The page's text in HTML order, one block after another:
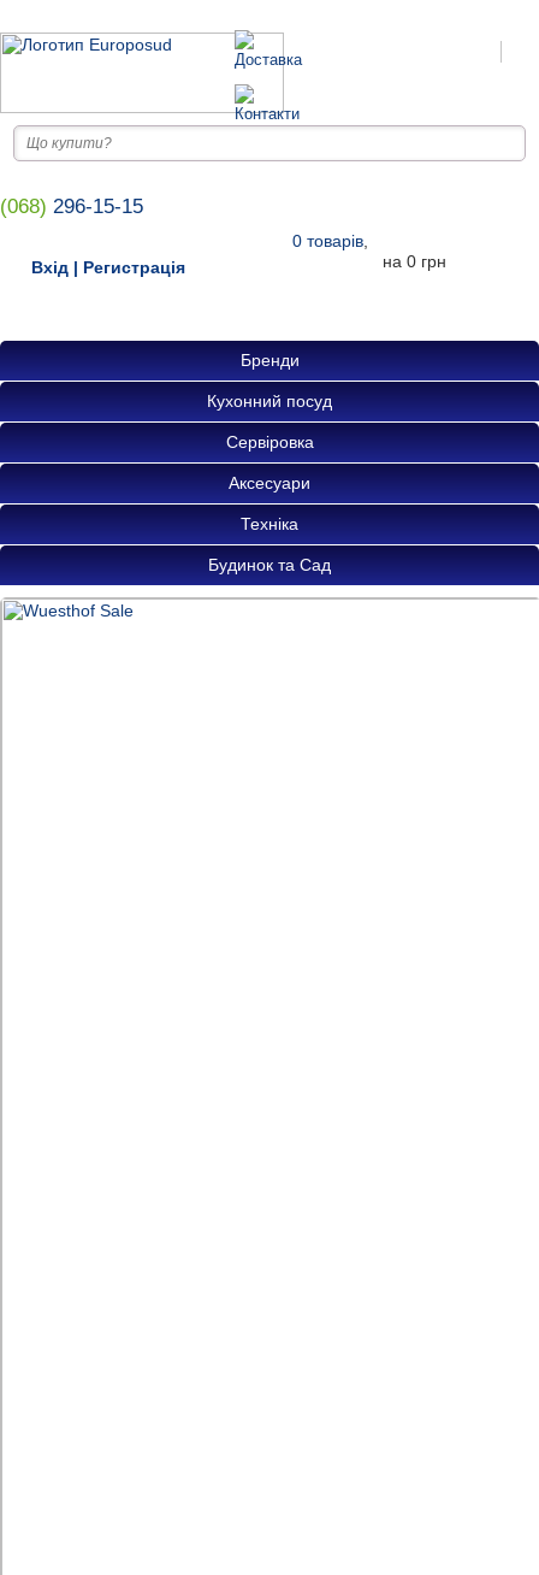
(068) 296-15-15
0товарів,
на 0 грн
Вхід | Регистрація
Бренди
Кухонний посуд
Сервіровка
Аксесуари
Техніка
Будинок та Сад